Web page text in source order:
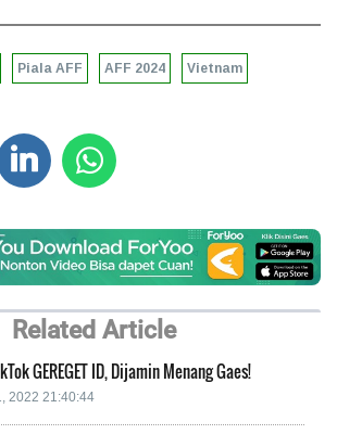
Piala AFF AFF 2024 Vietnam
Related Article
GEREGET ID, Dijamin Menang Gaes!
2022 21:40:44